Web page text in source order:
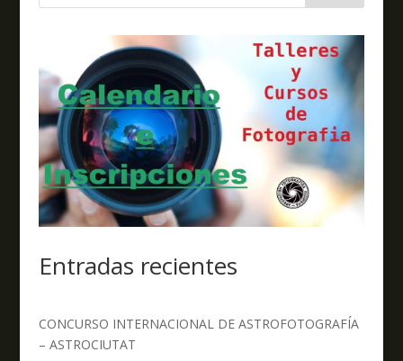
Entradas recientes
CONCURSO INTERNACIONAL DE ASTROFOTOGRAFÍA
– ASTROCIUTAT